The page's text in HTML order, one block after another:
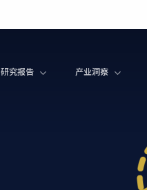
研究报告 产业洞察